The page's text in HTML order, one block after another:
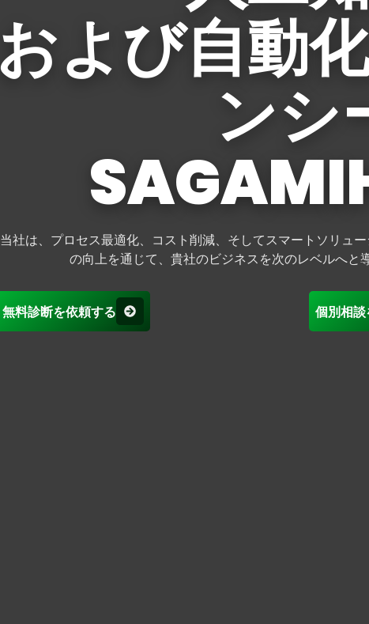
および自動
ンシ
当社は、プロセス最適化、コスト削減、そしてスマートソリュ
の向上を通じて、貴社のビジネスを次のレベルへと
無料診断を依頼する 個別相